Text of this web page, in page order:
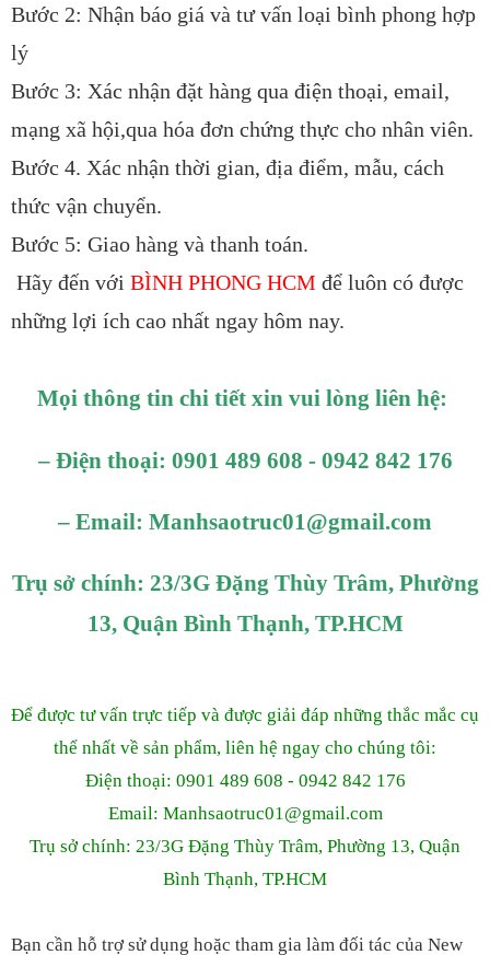
Bước 2: Nhận báo giá và tư vấn loại bình phong hợp
lý
Bước 3: Xác nhận đặt hàng qua điện thoại, email,
mạng xã hội,qua hóa đơn chứng thực cho nhân viên.
Bước 4. Xác nhận thời gian, địa điểm, mẫu, cách
thức vận chuyển.
Bước 5: Giao hàng và thanh toán.
Hãy đến với BÌNH PHONG HCM để luôn có được
những lợi ích cao nhất ngay hôm nay.
Mọi thông tin chi tiết xin vui lòng liên hệ:
– Điện thoại: 0901 489 608 - 0942 842 176
– Email: Manhsaotruc01@gmail.com
Trụ sở chính: 23/3G Đặng Thùy Trâm, Phường
13, Quận Bình Thạnh, TP.HCM
Để được tư vấn trực tiếp và được giải đáp những thắc mắc cụ
thể nhất về sản phẩm, liên hệ ngay cho chúng tôi:
Điện thoại: 0901 489 608 - 0942 842 176
Email: Manhsaotruc01 @gmail.com
Trụ sở chính: 23/3G Đặng Thùy Trâm, Phường 13, Quận
Bình Thạnh, TP.HCM
Bạn cần hỗ trợ sử dụng hoặc tham gia làm đối tác của New